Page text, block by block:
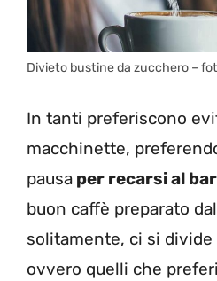
Divieto bustine da zucchero –
In tanti preferiscono
macchinette,
pausa per recarsi al bar
buon caffè preparato
solitamente, ci si
ovvero quelli che